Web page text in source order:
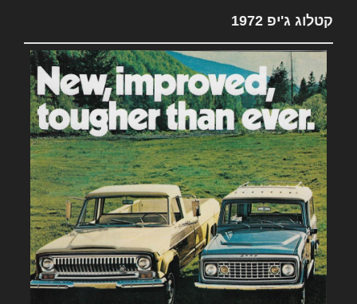
קטלוג ג'יפ 1972